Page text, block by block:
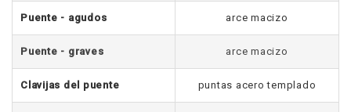
Puente - agudos arce macizo
Puente - graves arce macizo
Clavijas del puente puntas acero templado